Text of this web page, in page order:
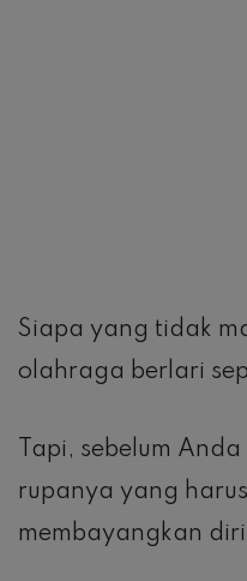
Siapa yang tidak
olahraga berlari
Tapi, sebelum
rupanya yang
membayangkan